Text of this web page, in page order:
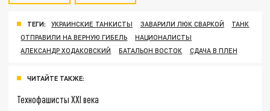
ТЕГИ: УКРАИНСКИЕ ТАНКИСТЫ ЗАВАРИЛИ ЛЮК СВАРКОЙ
ТАНК
ОТПРАВИЛИ НА ВЕРНУЮ ГИБЕЛЬ
НАЦИОНАЛИСТЫ
АЛЕКСАНДР ХОДАКОВСКИЙ
БАТАЛЬОН ВОСТОК СДАЧА В ПЛЕН
ЧИТАЙТЕ ТАКЖЕ:
Технофашисты XXI века